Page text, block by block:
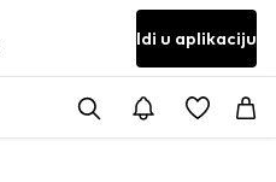
Idi u aplikaciju